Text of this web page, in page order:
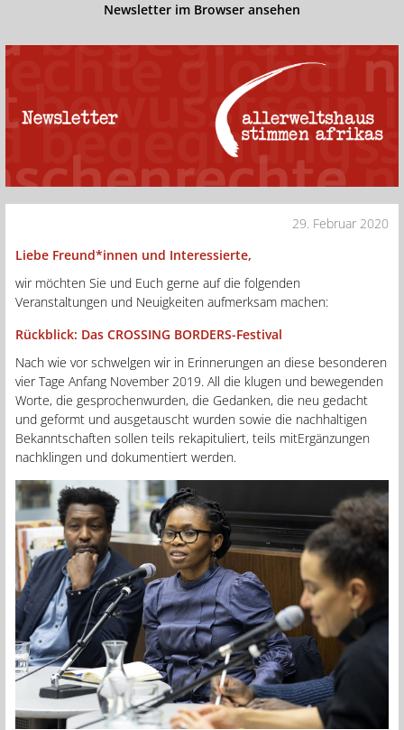
Newsletter im Browser ansehen
29. Februar 2020
Liebe Freund*innen und Interessierte,
wir möchten Sie und Euch gerne auf die folgenden
Veranstaltungen und Neuigkeiten aufmerksam machen:
Rückblick: Das CROSSING BORDERS-Festival
Nach wie vor schwelgen wir in Erinnerungen an diese besonderen
vier Tage Anfang November 2019. All die klugen und bewegenden
Worte, die gesprochenwurden, die Gedanken, die neu gedacht
und geformt und ausgetauscht wurden sowie die nachhaltigen
Bekanntschaften sollen teils rekapituliert, teils mitErgänzungen
nachklingen und dokumentiert werden.